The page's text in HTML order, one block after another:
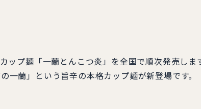
プ麺「一蘭とんこつ炎」を全国で順次発売しま
蘭」という旨辛の本格カップ麺が新登場です。